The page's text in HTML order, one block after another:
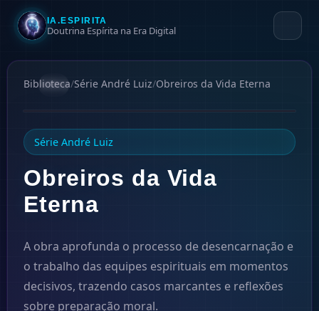
IA.ESPIRITA
Doutrina Espírita na Era Digital
Biblioteca/Série André Luiz/Obreiros da Vida Eterna
#4
Série André Luiz
Obreiros da Vida
Eterna
A obra aprofunda o processo de desencarnação e
o trabalho das equipes espirituais em momentos
decisivos, trazendo casos marcantes e reflexões
sobre preparação moral.